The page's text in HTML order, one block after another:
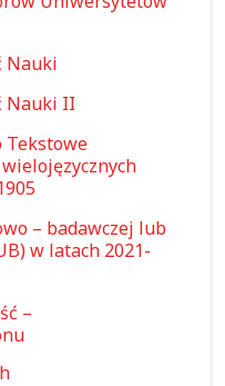
Nauki
Nauki II
Tekstowe
– badawczej lub
w latach 2021-
–